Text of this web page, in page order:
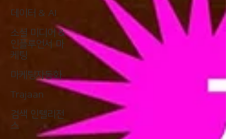
데이터 & AI
소셜 미디어 &
인플루언서 마
케팅
마케팅자동화
Trajaan
검색 인텔리전
스